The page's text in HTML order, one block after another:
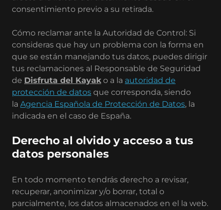
consentimiento previo a su retirada.
Cómo reclamar ante la Autoridad de Control: Si
consideras que hay un problema con la forma en
que se están manejando tus datos, puedes dirigir
tus reclamaciones al Responsable de Seguridad
de Disfruta del Kayako a la autoridad de
protección de datos que corresponda, siendo
la Agencia Española de Protección de Datos, la
indicada en el caso de España.
Derecho al olvido y acceso a tus
datos personales
En todo momento tendrás derecho a revisar,
recuperar, anonimizar y/o borrar, total o
parcialmente, los datos almacenados en el la web.